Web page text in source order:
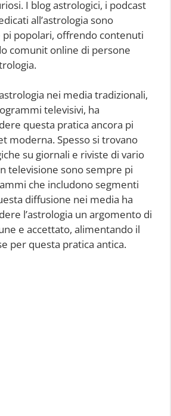
I blog astrologici, i podcast
all’astrologia sono
popolari, offrendo contenuti
comunit online di persone
nei media tradizionali,
televisivi, ha
questa pratica ancora pi
moderna. Spesso si trovano
su giornali e riviste di vario
televisione sono sempre pi
che includono segmenti
diffusione nei media ha
l’astrologia un argomento di
e accettato, alimentando il
per questa pratica antica.